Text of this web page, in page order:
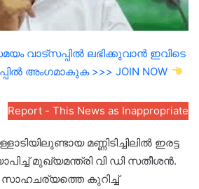
വാട്സപ്പിൽ ലഭിക്കുവാൻ ഇവിടെ
അംഗമാകുക >>> JOIN NOW
Report - This News as Inappropriate
മണ്ണിടിച്ചിലിൽ ഇരട്ട
മുഖ്യമന്ത്രി വി ഡി സതീശൻ.
കുറിച്ച്